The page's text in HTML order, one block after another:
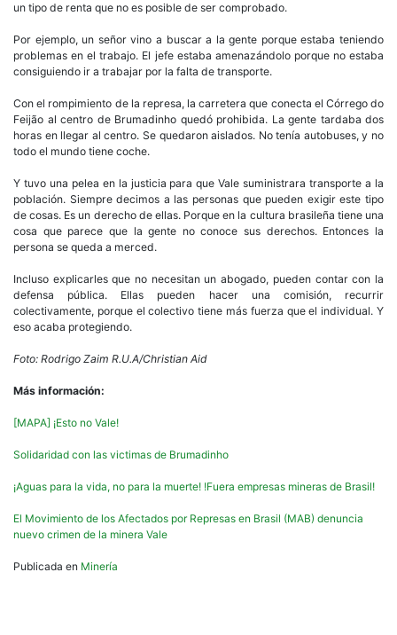
un tipo de renta que no es posible de ser comprobado.
Por ejemplo, un señor vino a buscar a la gente porque estaba teniendo
problemas en el trabajo. El jefe estaba amenazándolo porque no estaba
consiguiendo ir a trabajar por la falta de transporte.
Con el rompimiento de la represa, la carretera que conecta el Córrego do
Feijão al centro de Brumadinho quedó prohibida. La gente tardaba dos
horas en llegar al centro. Se quedaron aislados. No tenía autobuses, y no
todo el mundo tiene coche.
Y tuvo una pelea en la justicia para que Vale suministrara transporte a la
población. Siempre decimos a las personas que pueden exigir este tipo
de cosas. Es un derecho de ellas. Porque en la cultura brasileña tiene una
cosa que parece que la gente no conoce sus derechos. Entonces la
persona se queda a merced.
Incluso explicarles que no necesitan un abogado, pueden contar con la
defensa pública. Ellas pueden hacer una comisión, recurrir
colectivamente, porque el colectivo tiene más fuerza que el individual. Y
eso acaba protegiendo.
Foto: Rodrigo Zaim R.U.A/Christian Aid
Más información:
[MAPA] ¡Esto no Vale!
Solidaridad con las victimas de Brumadinho
¡Aguas para la vida, no para la muerte! !Fuera empresas mineras de Brasil!
El Movimiento de los Afectados por Represas en Brasil (MAB) denuncia
nuevo crimen de la minera Vale
Publicada en Minería